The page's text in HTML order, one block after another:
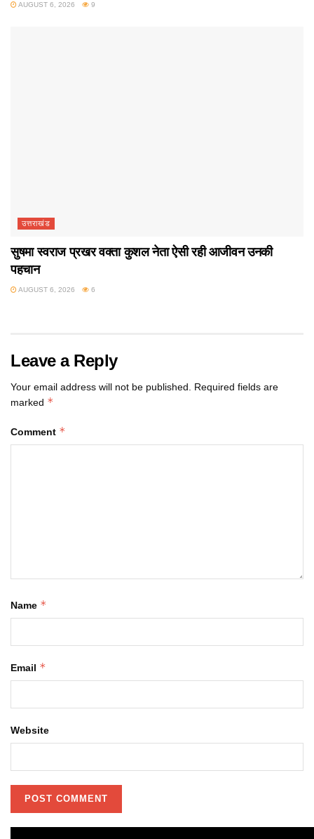
AUGUST 6, 2026 9
उत्तराखंड
सुषमा स्वराज प्रखर वक्ता कुशल नेता ऐसी रही आजीवन उनकी
पहचान
AUGUST 6, 2026 6
Leave a Reply
Your email address will not be published. Required fields are
marked *
Comment *
Name *
Email *
Website